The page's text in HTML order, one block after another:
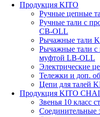
Продукция KITO
Ручные цепные
Ручные тали с
СВ-OLL
Рычажные тали
Рычажные тали с
муфтой LB-OLL
Электрические
Тележки и доп.
Цепи для талей
Продукция KITO
Звенья 10 класс
Соединительные